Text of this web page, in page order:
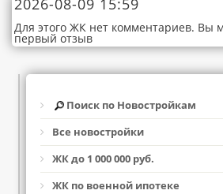
2026-08-09 15:59
Для этого ЖК нет комментариев. Вы
первый отзыв
Поиск по Новостройкам
Все новостройки
ЖК до 1 000 000 руб.
ЖК по военной ипотеке